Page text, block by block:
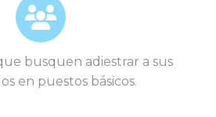
busquen adiestrar a sus
en puestos básicos.